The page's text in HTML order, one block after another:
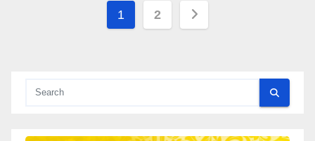
Posts
1 2